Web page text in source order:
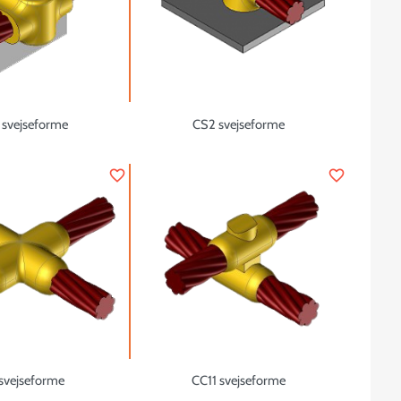
svejseforme CS2 svejseforme
favorite_border
CC11 svejseforme
favorite_border